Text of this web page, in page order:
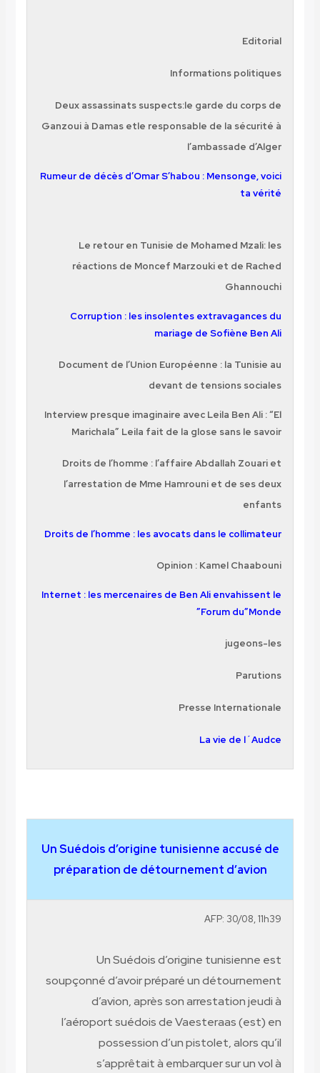
Editorial
Informations politiques
Deux assassinats suspects:le garde du corps de
Ganzoui à Damas etle responsable de la sécurité à
l’ambassade d’Alger
Rumeur de décès d’Omar S’habou : Mensonge, voici
ta vérité
Le retour en Tunisie de Mohamed Mzali: les
réactions de Moncef Marzouki et de Rached
Ghannouchi
Corruption : les insolentes extravagances du
mariage de Sofiène Ben Ali
Document de l’Union Européenne : la Tunisie au
devant de tensions sociales
Interview presque imaginaire avec Leila Ben Ali : “El
Marichala” Leila fait de la glose sans le savoir
Droits de l’homme : l’affaire Abdallah Zouari et
l’arrestation de Mme Hamrouni et de ses deux
enfants
Droits de l’homme : les avocats dans le collimateur
Opinion : Kamel Chaabouni
Internet : les mercenaires de Ben Ali envahissent le
Forum du”Monde”
jugeons-les
Parutions
Presse Internationale
La vie de l´Audce
Un Suédois d’origine tunisienne accusé de
préparation de détournement d’avion
AFP: 30/08, 11h39
Un Suédois d’origine tunisienne est
soupçonné d’avoir préparé un détournement
d’avion, après son arrestation jeudi à
l’aéroport suédois de Vaesteraas (est) en
possession d’un pistolet, alors qu’il
s’apprêtait à embarquer sur un vol à